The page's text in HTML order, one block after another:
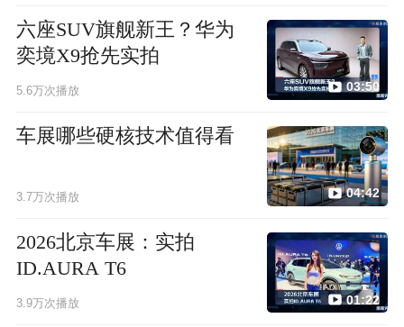
六座SUV旗舰新王？华为
奕境X9抢先实拍
5.6万次播放 03:50
车展哪些硬核技术值得看
3.7万次播放 04:42
2026北京车展：实拍
ID.AURA T6
3.9万次播放 01:22